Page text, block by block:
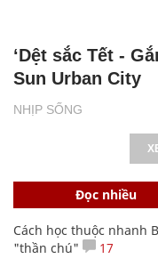
NHỊP SỐNG
‘Dệt sắc Tết -
Sun Urban City
Đọc nhiều
Cách học thuộc nhanh
"thần chú"
17